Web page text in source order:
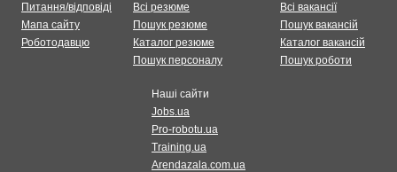
Питання/відповіді
Мапа сайту
Роботодавцю
Всі резюме
Пошук резюме
Каталог резюме
Пошук персоналу
Всі вакансії
Пошук вакансій
Каталог вакансій
Пошук роботи
Наші сайти
Jobs.ua
Pro-robotu.ua
Training.ua
Arendazala.com.ua